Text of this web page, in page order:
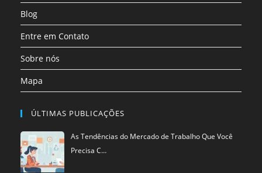
aba
Blog
Entre em Contato
Sobre nós
Mapa
ÚLTIMAS PUBLICAÇÕES
As Tendências do Mercado de Trabalho Que Você
Precisa C…